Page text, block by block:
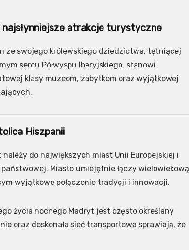
atrakcje turystyczne
ze swojego królewskiego dziedzictwa, tętniącej
sercu Półwyspu Iberyjskiego, stanowi
klasy muzeom, zabytkom oraz wyjątkowej
Hiszpanii
do największych miast Unii Europejskiej i
Miasto umiejętnie łączy wielowiekową
wyjątkowe połączenie tradycji i innowacji.
życia nocnego Madryt jest często określany
oraz doskonała sieć transportowa sprawiają, że